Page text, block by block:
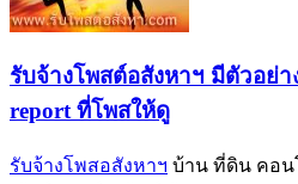
รับจ้างโพสต์อสังหาฯ มีตัวอย่า
report ที่โพสให้ดู
รับจ้างโพสอสังหาฯ บ้าน ที่ดิน คอ